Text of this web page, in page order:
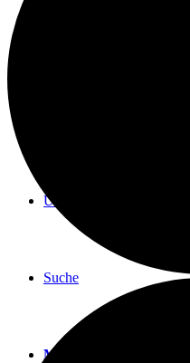
ÜBER UNS
Suche
Menü